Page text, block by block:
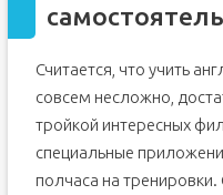
Считается, что учить
совсем несложно,
тройкой интересных
специальные
полчаса на